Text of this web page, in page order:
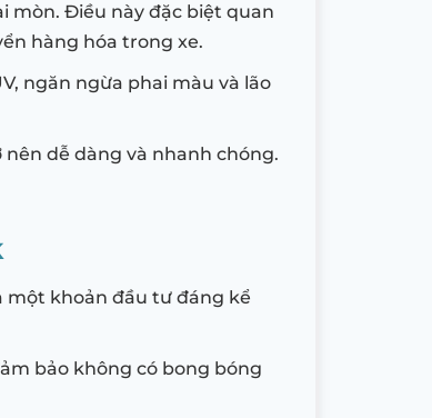
mòn. Điều này đặc biệt quan
hàng hóa trong xe.
ngăn ngừa phai màu và lão
dễ dàng và nhanh chóng.
một khoản đầu tư đáng kể
bảo không có bong bóng